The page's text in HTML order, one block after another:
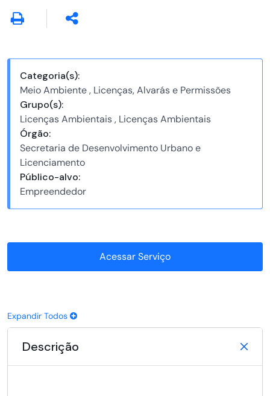
Categoria(s):
Meio Ambiente , Licenças, Alvarás e Permissões
Grupo(s):
Licenças Ambientais , Licenças Ambientais
Órgão:
Secretaria de Desenvolvimento Urbano e
Licenciamento
Público-alvo:
Empreendedor
Acessar Serviço
Expandir Todos
Descrição